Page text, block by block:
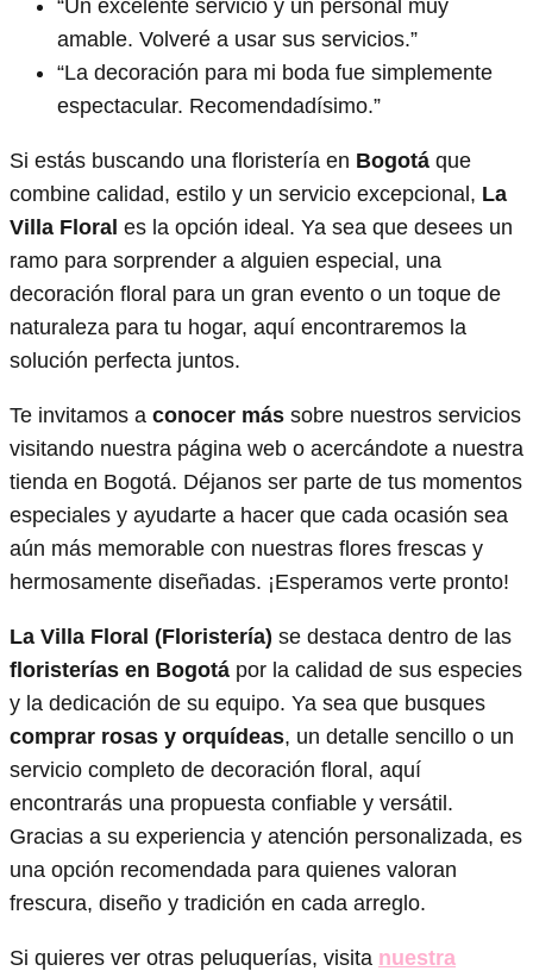
“Un excelente servicio y un personal muy
amable. Volveré a usar sus servicios.”
“La decoración para mi boda fue simplemente
espectacular. Recomendadísimo.”
Si estás buscando una floristería en Bogotá que
combine calidad, estilo y un servicio excepcional, La
Villa Floral es la opción ideal. Ya sea que desees un
ramo para sorprender a alguien especial, una
decoración floral para un gran evento o un toque de
naturaleza para tu hogar, aquí encontraremos la
solución perfecta juntos.
Te invitamos a conocer más sobre nuestros servicios
visitando nuestra página web o acercándote a nuestra
tienda en Bogotá. Déjanos ser parte de tus momentos
especiales y ayudarte a hacer que cada ocasión sea
aún más memorable con nuestras flores frescas y
hermosamente diseñadas. ¡Esperamos verte pronto!
La Villa Floral (Floristería) se destaca dentro de las
floristerías en Bogotá por la calidad de sus especies
y la dedicación de su equipo. Ya sea que busques
comprar rosas y orquídeas, un detalle sencillo o un
servicio completo de decoración floral, aquí
encontrarás una propuesta confiable y versátil.
Gracias a su experiencia y atención personalizada, es
una opción recomendada para quienes valoran
frescura, diseño y tradición en cada arreglo.
Si quieres ver otras peluquerías, visita nuestra